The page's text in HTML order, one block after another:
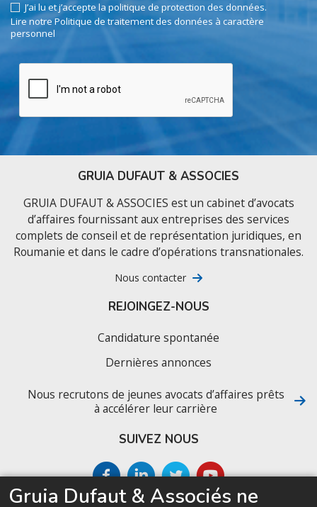
J’ai lu et j’accepte la politique de protection des données.
Lire notre Politique de traitement des données à caractère
personnel
GRUIA DUFAUT & ASSOCIES
GRUIA DUFAUT & ASSOCIES est un cabinet d’avocats
d’affaires fournissant aux entreprises des services
complets de conseil et de représentation juridiques, en
Roumanie et dans le cadre d’opérations transnationales.
Nous contacter
REJOINGEZ-NOUS
Candidature spontanée
Dernières annonces
Nous recrutons de jeunes avocats d’affaires prêts
à accélérer leur carrière
SUIVEZ NOUS
Gruia Dufaut & Associés ne